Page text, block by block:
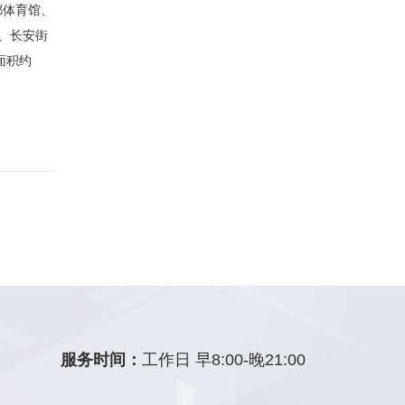
育馆、
长安街
积约
服务时间：工作日 早8:00-晚21:00